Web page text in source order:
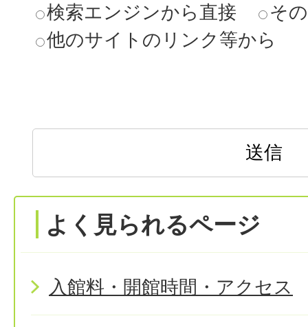
検索エンジンから直接
そ
他のサイトのリンク等から
よく見られるページ
入館料・開館時間・アクセス